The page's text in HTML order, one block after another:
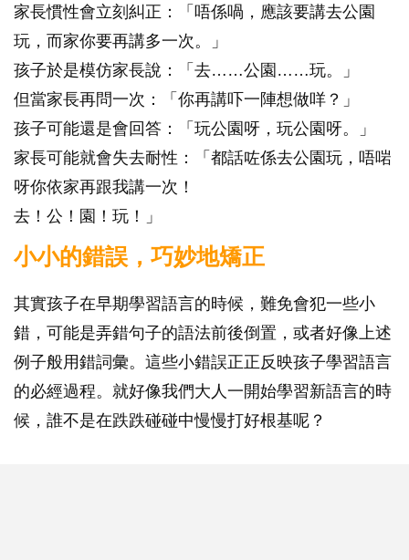
家長慣性會立刻糾正：「唔係喎，應該要講去公園
玩，而家你要再講多一次。」
孩子於是模仿家長說：「去……公園……玩。」
但當家長再問一次：「你再講吓一陣想做咩？」
孩子可能還是會回答：「玩公園呀，玩公園呀。」
家長可能就會失去耐性：「都話咗係去公園玩，唔啱
呀你依家再跟我講一次！
去！公！園！玩！」
小小的錯誤，巧妙地矯正
其實孩子在早期學習語言的時候，難免會犯一些小
錯，可能是弄錯句子的語法前後倒置，或者好像上述
例子般用錯詞彙。這些小錯誤正正反映孩子學習語言
的必經過程。就好像我們大人一開始學習新語言的時
候，誰不是在跌跌碰碰中慢慢打好根基呢？